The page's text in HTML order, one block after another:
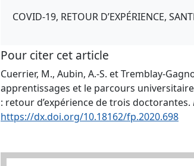
COVID-19, RETOUR D’EXPÉRIENCE,
Pour citer cet article
Cuerrier, M., Aubin, A.-S. et Tremblay-
apprentissages et le parcours universitaire
: retour d’expérience de trois doctorantes.
https://dx.doi.org/10.18162/fp.2020.698